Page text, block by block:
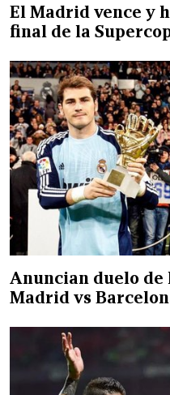
El Madrid vence y
final de la
Anuncian duelo de
Madrid vs